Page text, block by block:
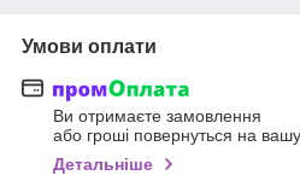
Умови оплати
Ви отримаєте замовлення
або гроші повернуться на
Детальніше